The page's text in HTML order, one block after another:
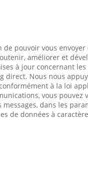
pouvoir vous
améliorer et
à jour concernant
direct. Nous nous
à la loi
vous pouvez
dans les
de données à